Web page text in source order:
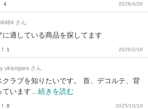
4 2026/4/26
さん
適している商品を探してます
1 2026/2/18
ukiyogara さん
クラブを知りたいです。 首、デコルテ、背
ています… 続きを読む
0 2025/10/19